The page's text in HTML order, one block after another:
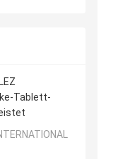
Tablett-